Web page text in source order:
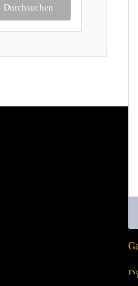
Durchsuchen